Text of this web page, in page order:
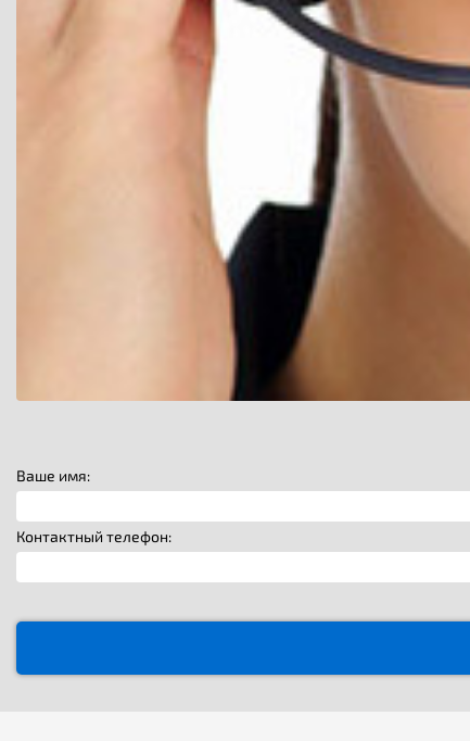
Ваше имя:
Контактный телефон: